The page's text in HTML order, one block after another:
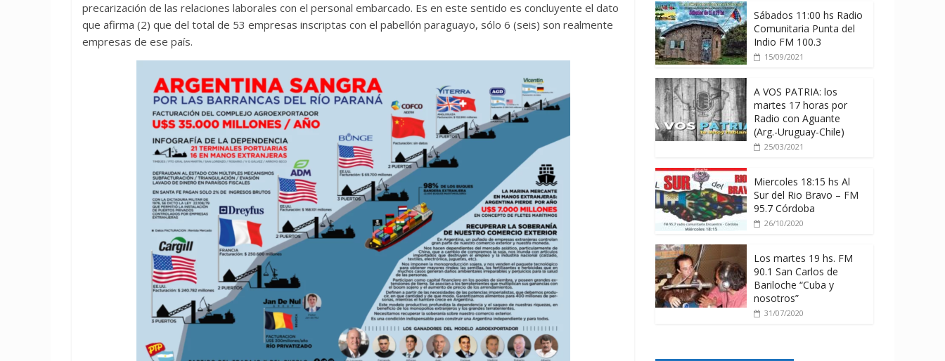
precarización de las relaciones laborales con el personal embarcado. Es en este sentido es concluyente el dato
que afirma (2) que del total de 53 empresas inscriptas con el pabellón paraguayo, sólo 6 (seis) son realmente
empresas de ese país.
Sábados 11:00 hs Radio
Comunitaria Punta del
Indio FM 100.3
15/09/2021
A VOS PATRIA: los
martes 17 horas por
Radio con Aguante
(Arg.-Uruguay-Chile)
25/03/2021
Miercoles 18:15 hs Al
Sur del Rio Bravo – FM
95.7 Córdoba
26/10/2020
Los martes 19 hs. FM
90.1 San Carlos de
Bariloche “Cuba y
nosotros”
31/07/2020